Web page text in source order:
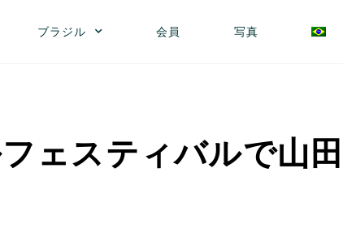
ブラジル 会員 写真
ェスティバルで山